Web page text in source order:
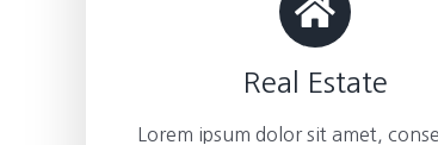
Real Estate
Lorem ipsum dolor sit amet,